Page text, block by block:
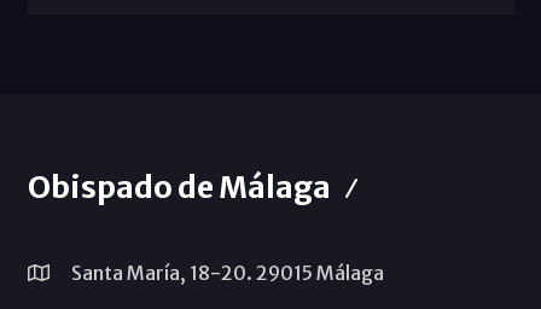
Obispado de Málaga
Santa María, 18-20. 29015 Málaga